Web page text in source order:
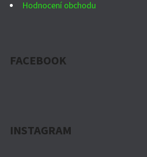
Hodnocení obchodu
FACEBOOK
INSTAGRAM